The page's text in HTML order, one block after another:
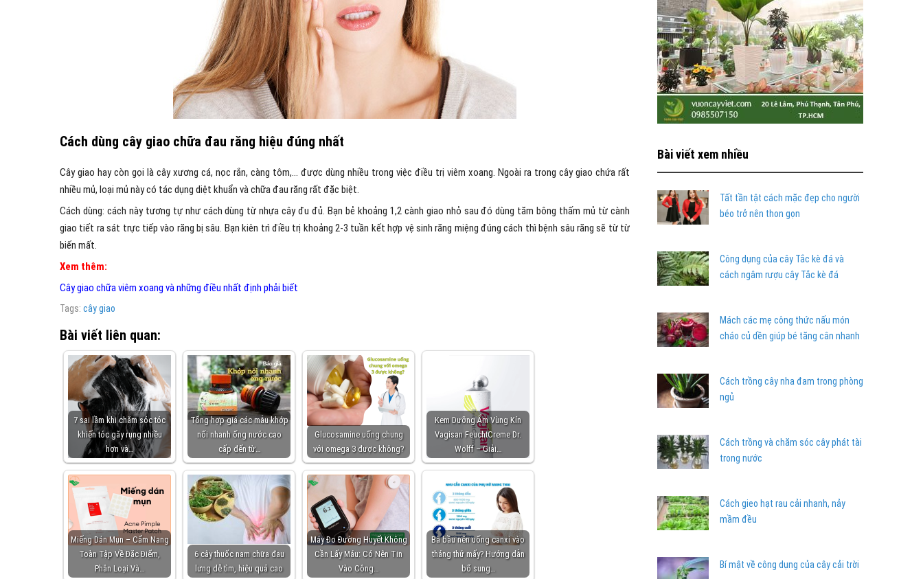
Cách dùng cây giao chữa đau răng hiệu đúng nhất
Cây giao hay còn gọi là cây xương cá, nọc rắn, càng tôm,… được dùng nhiều trong việc điều trị viêm xoang. Ngoài ra trong cây giao chứa rất
nhiều mủ, loại mủ này có tác dụng diệt khuẩn và chữa đau răng rất đặc biệt.
Cách dùng: cách này tương tự như cách dùng từ nhựa cây đu đủ. Bạn bẻ khoảng 1,2 cành giao nhỏ sau đó dùng tăm bông thấm mủ từ cành
giao tiết ra sát trực tiếp vào răng bị sâu. Bạn kiên trì điều trị khoảng 2-3 tuần kết hợp vệ sinh răng miệng đúng cách thì bệnh sâu răng sẽ từ từ
biến mất.
Xem thêm:
Cây giao chữa viêm xoang và những điều nhất định phải biết
Tags: cây giao
Bài viết liên quan:
7 sai lầm khi chăm sóc tóc
khiến tóc gãy rụng nhiều
hơn và…
Tổng hợp giá các mẫu khớp
nối nhanh ống nước cao
cấp đến từ…
Glucosamine uống chung
với omega 3 được không?
Kem Dưỡng Ẩm Vùng Kín
Vagisan FeuchtCreme Dr.
Wolff – Giải…
Miếng Dán Mụn – Cẩm Nang
Toàn Tập Về Đặc Điểm,
Phân Loại Và…
6 cây thuốc nam chữa đau
lưng dễ tìm, hiệu quả cao
Máy Đo Đường Huyết Không
Cần Lấy Máu: Có Nên Tin
Vào Công…
Bà bầu nên uống canxi vào
tháng thứ mấy? Hướng dẫn
bổ sung…
Bài viết xem nhiều
Tất tần tật cách mặc đẹp cho người
béo trở nên thon gọn
Công dụng của cây Tắc kè đá và
cách ngâm rượu cây Tắc kè đá
Mách các mẹ công thức nấu món
cháo củ dền giúp bé tăng cân nhanh
Cách trồng cây nha đam trong phòng
ngủ
Cách trồng và chăm sóc cây phát tài
trong nước
Cách gieo hạt rau cải nhanh, nảy
mầm đều
Bí mật về công dụng của cây cải trời